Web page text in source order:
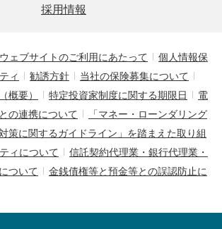
採用情報
ェブサイトのご利用にあたって
個人情報保
ィ 勧誘方針
当社の保険募集について
概要）
特定投資家制度に関する期限日
電
の連携について
「マネー・ローンダリング
策に関するガイドライン」を踏まえた取り組
ィについて
信託契約代理業・銀行代理業・
ついて
金銭債権等と預金等との誤認防止に